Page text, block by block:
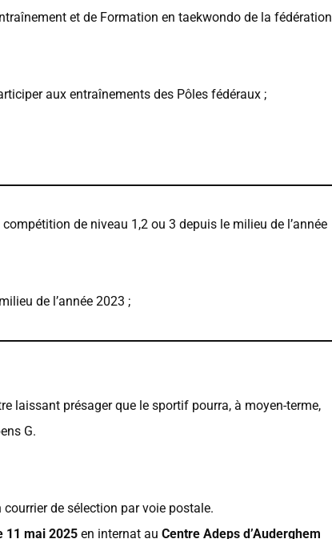
et de Formation en taekwondo de la fédération
aux entraînements des Pôles fédéraux ;
de niveau 1,2 ou 3 depuis le milieu de l’année
de l’année 2023 ;
laissant présager que le sportif pourra, à moyen-terme,
G.
de sélection par voie postale.
11 mai 2025 en internat au Centre Adeps d’Auderghem